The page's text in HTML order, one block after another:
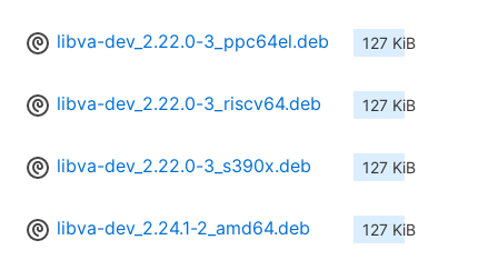
libva-dev_2.22.0-3_ppc64el.deb 127 KiB
libva-dev_2.22.0-3_riscv64.deb 127 KiB
libva-dev_2.22.0-3_s390x.deb 127 KiB
libva-dev_2.24.1-2_amd64.deb 127 KiB